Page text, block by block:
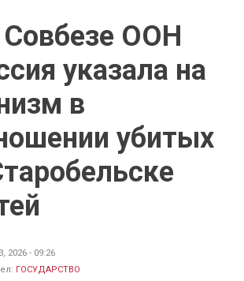
ООН
указала на
в
убитых
2026 - 09:26
ГОСУДАРСТВО